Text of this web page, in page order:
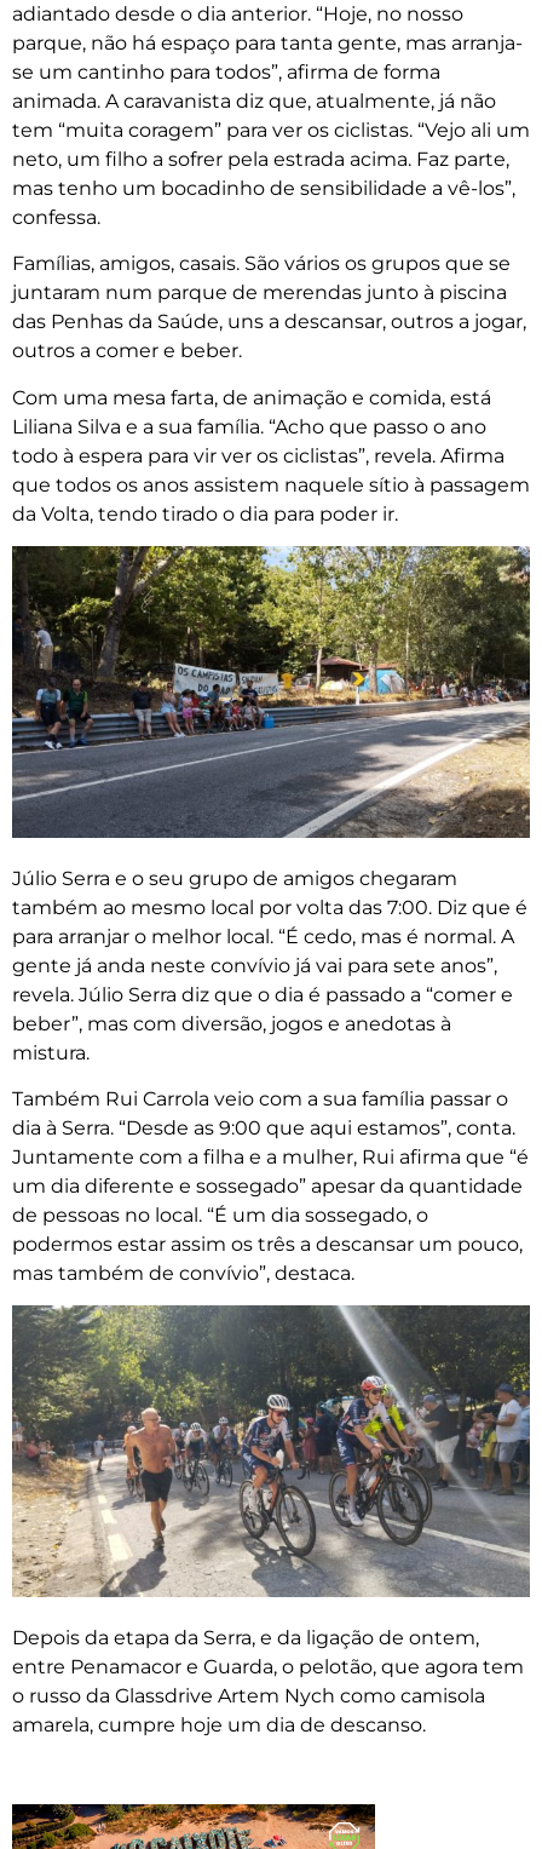
adiantado desde o dia anterior. “Hoje, no nosso
parque, não há espaço para tanta gente, mas arranja-
se um cantinho para todos”, afirma de forma
animada. A caravanista diz que, atualmente, já não
tem “muita coragem” para ver os ciclistas. “Vejo ali um
neto, um filho a sofrer pela estrada acima. Faz parte,
mas tenho um bocadinho de sensibilidade a vê-los”,
confessa.
Famílias, amigos, casais. São vários os grupos que se
juntaram num parque de merendas junto à piscina
das Penhas da Saúde, uns a descansar, outros a jogar,
outros a comer e beber.
Com uma mesa farta, de animação e comida, está
Liliana Silva e a sua família. “Acho que passo o ano
todo à espera para vir ver os ciclistas”, revela. Afirma
que todos os anos assistem naquele sítio à passagem
da Volta, tendo tirado o dia para poder ir.
Júlio Serra e o seu grupo de amigos chegaram
também ao mesmo local por volta das 7:00. Diz que é
para arranjar o melhor local. “É cedo, mas é normal. A
gente já anda neste convívio já vai para sete anos”,
revela. Júlio Serra diz que o dia é passado a “comer e
beber”, mas com diversão, jogos e anedotas à
mistura.
Também Rui Carrola veio com a sua família passar o
dia à Serra. “Desde as 9:00 que aqui estamos”, conta.
Juntamente com a filha e a mulher, Rui afirma que “é
um dia diferente e sossegado” apesar da quantidade
de pessoas no local. “É um dia sossegado, o
podermos estar assim os três a descansar um pouco,
mas também de convívio”, destaca.
Depois da etapa da Serra, e da ligação de ontem,
entre Penamacor e Guarda, o pelotão, que agora tem
o russo da Glassdrive Artem Nych como camisola
amarela, cumpre hoje um dia de descanso.